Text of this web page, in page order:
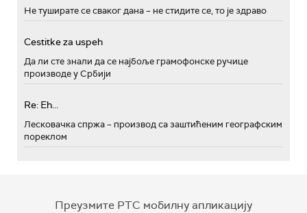
Не туширате се сваког дана – не стидите се, то је здраво
Cestitke za uspeh
Да ли сте знали да се најбоље грамофонске ручице
производе у Србији
Re: Eh...
Лесковачка спржа – производ са заштићеним географским
пореклом
Преузмите РТС мобилну апликацију